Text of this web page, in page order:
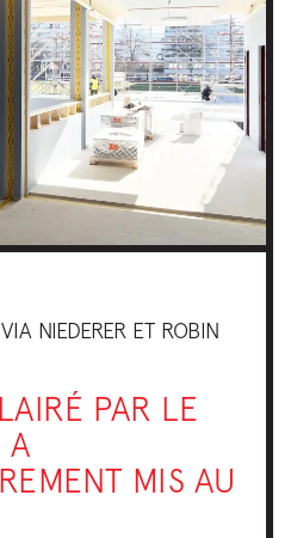
NIEDERER ET ROBIN
PAR LE
A
MIS AU